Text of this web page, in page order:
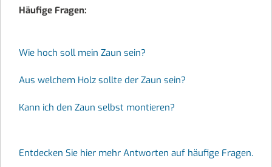
Häufige Fragen:
Wie hoch soll mein Zaun sein?
Aus welchem Holz sollte der Zaun sein?
Kann ich den Zaun selbst montieren?
Entdecken Sie hier mehr Antworten auf häufige Fragen.